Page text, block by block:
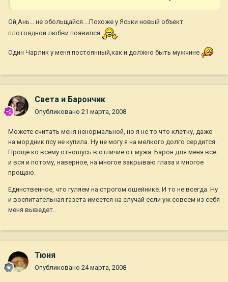
Ой,Ань... не обольщайся....Похоже у Яськи новый объект
плотоядной любви появился
.
Один Чарлик у меня постоянный,как и должно быть мужчине
Света и Барончик
Опубликовано 21 марта, 2008
Можете считать меня ненормальной, но я не то что клетку, даже
на мордник псу не купила. Ну не могу я на мелкого долго сердится.
Проще ко всему отношусь в отличие от мужа. Барон для меня все
и вся и потому, наверное, на многое закрываю глаза и многое
прощаю.
Единственное, что гуляем на строгом ошейнике. И то не всегда. Ну
и воспитательная газета имеется на случай если уж совсем из себя
меня выведет.
Тюня
Опубликовано 24 марта, 2008